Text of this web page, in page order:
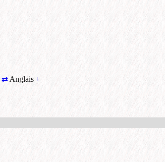
⇄ Anglais +